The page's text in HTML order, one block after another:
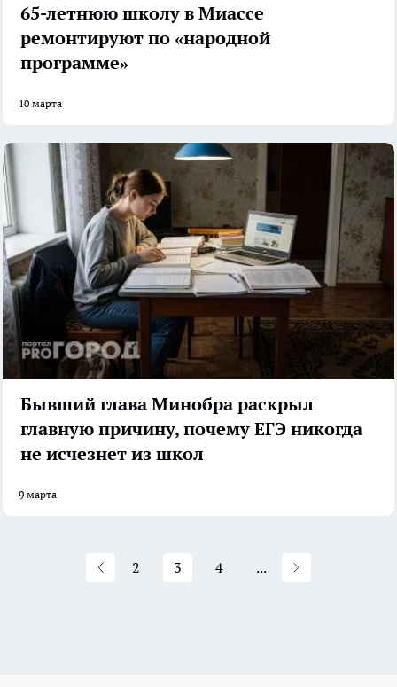
65-летнюю школу в Миассе
ремонтируют по «народной
программе»
10 марта
Бывший глава Минобра раскрыл
главную причину, почему ЕГЭ никогда
не исчезнет из школ
9 марта
2 3 4 ...